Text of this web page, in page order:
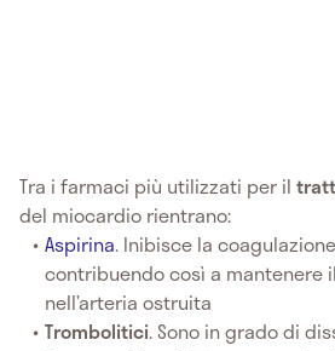
Tra i farmaci più utilizzati per il
del miocardio rientrano:
Aspirina. Inibisce la
contribuendo così a mantenere
nell’arteria ostruita
Trombolitici. Sono in grado di